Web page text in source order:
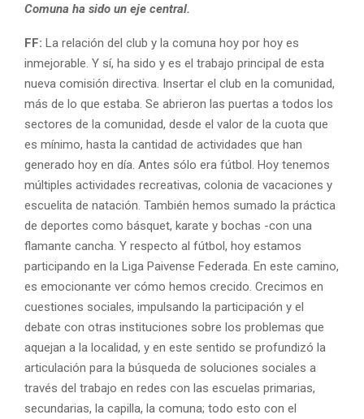
Comuna ha sido un eje central.
FF: La relación del club y la comuna hoy por hoy es
inmejorable. Y sí, ha sido y es el trabajo principal de esta
nueva comisión directiva. Insertar el club en la comunidad,
más de lo que estaba. Se abrieron las puertas a todos los
sectores de la comunidad, desde el valor de la cuota que
es mínimo, hasta la cantidad de actividades que han
generado hoy en día. Antes sólo era fútbol. Hoy tenemos
múltiples actividades recreativas, colonia de vacaciones y
escuelita de natación. También hemos sumado la práctica
de deportes como básquet, karate y bochas -con una
flamante cancha. Y respecto al fútbol, hoy estamos
participando en la Liga Paivense Federada. En este camino,
es emocionante ver cómo hemos crecido. Crecimos en
cuestiones sociales, impulsando la participación y el
debate con otras instituciones sobre los problemas que
aquejan a la localidad, y en este sentido se profundizó la
articulación para la búsqueda de soluciones sociales a
través del trabajo en redes con las escuelas primarias,
secundarias, la capilla, la comuna; todo esto con el